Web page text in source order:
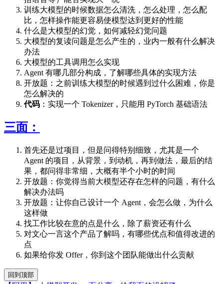
训练大模型的时候数据怎么清洗，怎么处理，怎么配
比，怎样操作能更容易使模型达到更好的性能
什么是大模型的幻觉，如何减轻幻觉问题
大模型的复读问题是怎么产生的，业内一般有什么解决
办法
大模型的工具调用怎么实现
Agent 有哪几部分构成，了解哪些具体的实现方法
开放题：之前训练大模型的时候遇到过什么困难，你是
怎么解决的
代码 ：实现一个 Tokenizer，只能用 PyTorch 基础语法
三面：
首先还是过项目，但是问得特别细致，尤其是一个
Agent 的项目，从背景，到动机，再到做法，最后的结
果，都问得非常细，大概有半个小时的时间
开放题：你觉得当前大模型还存在怎样的问题，有什么
解决办法吗
开放题：让你自己设计一个 Agent，会怎么做，为什么
这样做
找工作比较在意的点是什么，除了薪资还有什么
对文心一言这个产品了解吗，有哪些优点和值得改进的
点
如果给你发 Offer，你到这个团队能做出什么贡献
回到顶部